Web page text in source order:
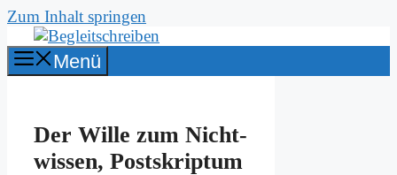
Zum Inhalt springen
Menü
Der Wil­le zum Nicht­
wis­sen, Post­skrip­tum